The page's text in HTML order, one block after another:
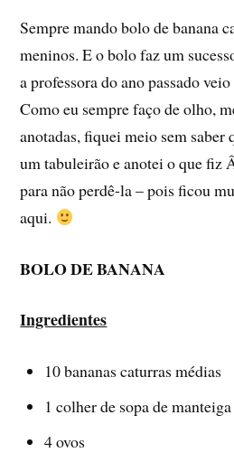
Sempre mando bolo de banana
meninos. E o bolo faz um
a professora do ano passado
Como eu sempre faço de olho,
anotadas, fiquei meio sem saber
um tabuleirão e anotei o que
para não perdê-la – pois ficou
aqui.
BOLO DE BANANA
Ingredientes
10 bananas caturras médias
1 colher de sopa de
4 ovos